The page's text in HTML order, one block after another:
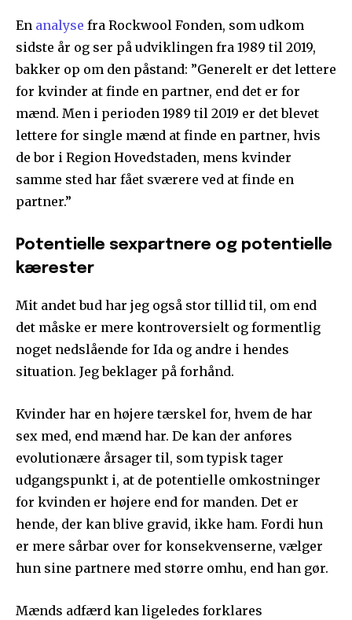
En analyse fra Rockwool Fonden, som udkom
sidste år og ser på udviklingen fra 1989 til 2019,
bakker op om den påstand: ”Generelt er det lettere
for kvinder at finde en partner, end det er for
mænd. Men i perioden 1989 til 2019 er det blevet
lettere for single mænd at finde en partner, hvis
de bor i Region Hovedstaden, mens kvinder
samme sted har fået sværere ved at finde en
partner.”
Potentielle sexpartnere og potentielle
kærester
Mit andet bud har jeg også stor tillid til, om end
det måske er mere kontroversielt og formentlig
noget nedslående for Ida og andre i hendes
situation. Jeg beklager på forhånd.
Kvinder har en højere tærskel for, hvem de har
sex med, end mænd har. De kan der anføres
evolutionære årsager til, som typisk tager
udgangspunkt i, at de potentielle omkostninger
for kvinden er højere end for manden. Det er
hende, der kan blive gravid, ikke ham. Fordi hun
er mere sårbar over for konsekvenserne, vælger
hun sine partnere med større omhu, end han gør.
Mænds adfærd kan ligeledes forklares